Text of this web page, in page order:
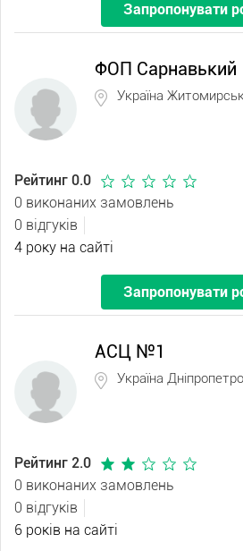
Запропонувати
ФОП Сарнавький
Україна
Рейтинг 0.0
0 виконаних замовлень
0 відгуків
4 року на сайті
Запропонувати
АСЦ №1
Україна
Рейтинг 2.0
0 виконаних замовлень
0 відгуків
6 років на сайті